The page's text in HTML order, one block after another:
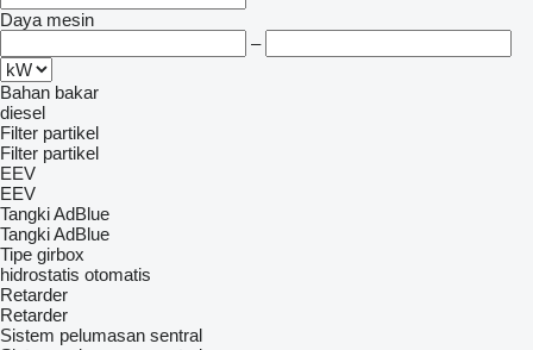
Daya mesin
–
Bahan bakar
diesel
Filter partikel
Filter partikel
EEV
EEV
Tangki AdBlue
Tangki AdBlue
Tipe girbox
hidrostatis otomatis
Retarder
Retarder
Sistem pelumasan sentral